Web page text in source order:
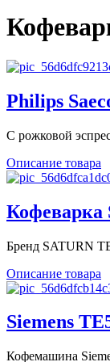
Philips
С рожковой
Описание товара
Кофеварка
Бренд SATURN
Описание товара
Siemens
Кофемашина